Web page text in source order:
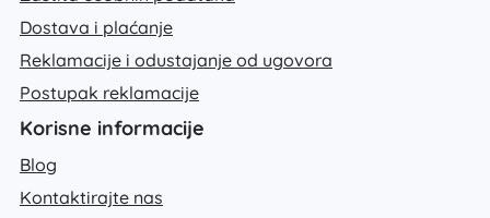
Dostava i plaćanje
Reklamacije i odustajanje od ugovora
Postupak reklamacije
Korisne informacije
Blog
Kontaktirajte nas